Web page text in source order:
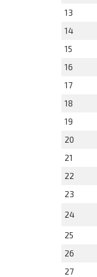
13
14
15
16
17
18
19
20
21
22
23
24
25
26
27